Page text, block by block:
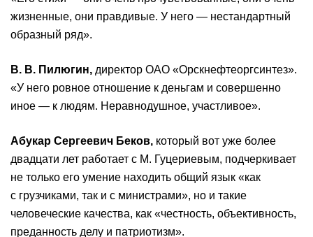
жизненные, они правдивые. У него — нестандартный
образный ряд».
В. В. Пилюгин, директор ОАО «Орскнефтеоргсинтез».
«У него ровное отношение к деньгам и совершенно
иное — к людям. Неравнодушное, участливое».
Абукар Сергеевич Беков, который вот уже более
двадцати лет работает с М. Гуцериевым, подчеркивает
не только его умение находить общий язык «как
с грузчиками, так и с министрами», но и такие
человеческие качества, как «честность, объективность,
преданность делу и патриотизм».